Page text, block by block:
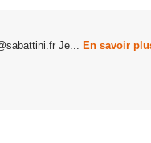
Je... En savoir